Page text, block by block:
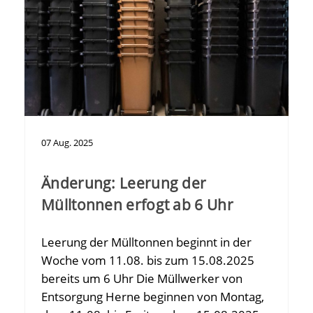
07Aug.2025
Änderung: Leerung der
Mülltonnen erfogt ab 6 Uhr
Leerung der Mülltonnen beginnt in der
Woche vom 11.08. bis zum 15.08.2025
bereits um 6 Uhr Die Müllwerker von
Entsorgung Herne beginnen von Montag,